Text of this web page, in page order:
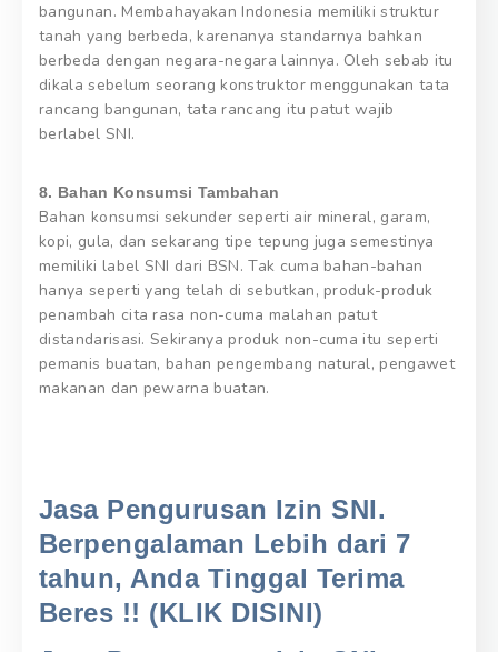
bangunan. Membahayakan Indonesia memiliki struktur
tanah yang berbeda, karenanya standarnya bahkan
berbeda dengan negara-negara lainnya. Oleh sebab itu
dikala sebelum seorang konstruktor menggunakan tata
rancang bangunan, tata rancang itu patut wajib
berlabel SNI.
8. Bahan Konsumsi Tambahan
Bahan konsumsi sekunder seperti air mineral, garam,
kopi, gula, dan sekarang tipe tepung juga semestinya
memiliki label SNI dari BSN. Tak cuma bahan-bahan
hanya seperti yang telah di sebutkan, produk-produk
penambah cita rasa non-cuma malahan patut
distandarisasi. Sekiranya produk non-cuma itu seperti
pemanis buatan, bahan pengembang natural, pengawet
makanan dan pewarna buatan.
Jasa Pengurusan Izin SNI.
Berpengalaman Lebih dari 7
tahun, Anda Tinggal Terima
Beres !! (KLIK DISINI)